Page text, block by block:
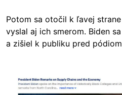
Potom sa otočil k ľavej
vyslal aj ich smerom. Biden
a zišiel k publiku pred
Image